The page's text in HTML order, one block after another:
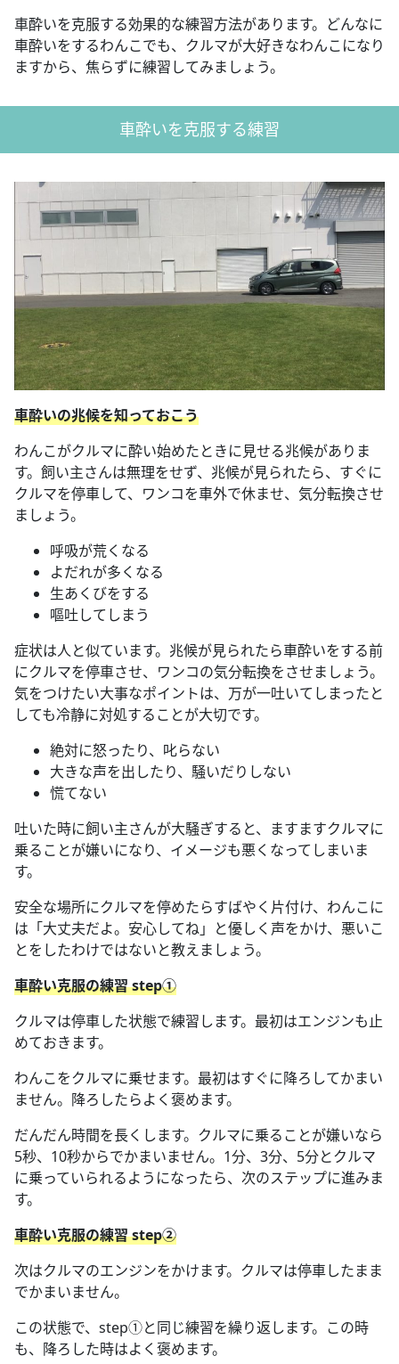
車酔いを克服する効果的な練習方法があります。どんなに
車酔いをするわんこでも、クルマが大好きなわんこになり
ますから、焦らずに練習してみましょう。
車酔いを克服する練習
車酔いの兆候を知っておこう
わんこがクルマに酔い始めたときに見せる兆候がありま
す。飼い主さんは無理をせず、兆候が見られたら、すぐに
クルマを停車して、ワンコを車外で休ませ、気分転換させ
ましょう。
呼吸が荒くなる
よだれが多くなる
生あくびをする
嘔吐してしまう
症状は人と似ています。兆候が見られたら車酔いをする前
にクルマを停車させ、ワンコの気分転換をさせましょう。
気をつけたい大事なポイントは、万が一吐いてしまったと
しても冷静に対処することが大切です。
絶対に怒ったり、叱らない
大きな声を出したり、騒いだりしない
慌てない
吐いた時に飼い主さんが大騒ぎすると、ますますクルマに
乗ることが嫌いになり、イメージも悪くなってしまいま
す。
安全な場所にクルマを停めたらすばやく片付け、わんこに
は「大丈夫だよ。安心してね」と優しく声をかけ、悪いこ
とをしたわけではないと教えましょう。
車酔い克服の練習 step①
クルマは停車した状態で練習します。最初はエンジンも止
めておきます。
わんこをクルマに乗せます。最初はすぐに降ろしてかまい
ません。降ろしたらよく褒めます。
だんだん時間を長くします。クルマに乗ることが嫌いなら
5秒、10秒からでかまいません。1分、3分、5分とクルマ
に乗っていられるようになったら、次のステップに進みま
す。
車酔い克服の練習 step②
次はクルマのエンジンをかけます。クルマは停車したまま
でかまいません。
この状態で、step①と同じ練習を繰り返します。この時
も、降ろした時はよく褒めます。